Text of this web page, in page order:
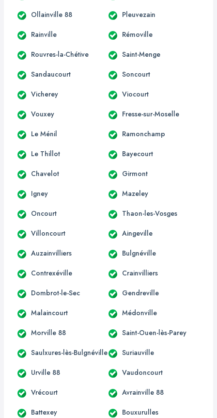
Ollainville 88 Pleuvezain
Rainville Rémoville
Rouvres-la-Chétive Saint-Menge
Sandaucourt Soncourt
Vicherey Viocourt
Vouxey Fresse-sur-Moselle
Le Ménil Ramonchamp
Le Thillot Bayecourt
Chavelot Girmont
Igney Mazeley
Oncourt Thaon-les-Vosges
Villoncourt Aingeville
Auzainvilliers Bulgnéville
Contrexéville Crainvilliers
Dombrot-le-Sec Gendreville
Malaincourt Médonville
Morville 88 Saint-Ouen-lès-Parey
Saulxures-lès-Bulgnéville Suriauville
Urville 88 Vaudoncourt
Vrécourt Avrainville 88
Battexey Bouxurulles